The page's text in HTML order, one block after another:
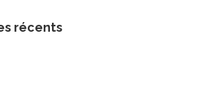
récents